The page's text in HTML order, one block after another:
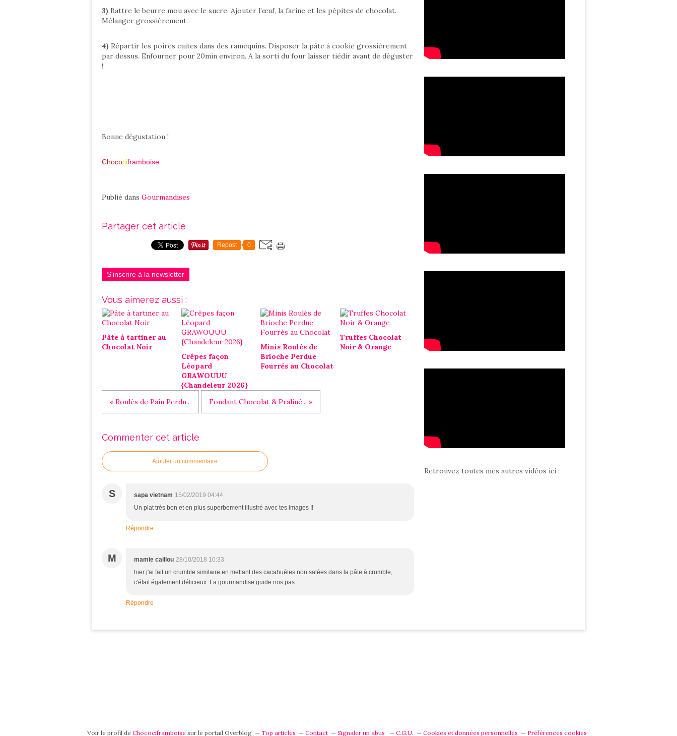
3) Battre le beurre mou avec le sucre. Ajouter l’œuf, la farine et les pépites de chocolat.
Mélanger grossièrement.
4) Répartir les poires cuites dans des ramequins. Disposer la pâte à cookie grossièrement
par dessus. Enfourner pour 20min environ. A la sorti du four laisser tiédir avant de déguster
!
Bonne dégustation !
Chocociframboise
Publié dans Gourmandises
Partager cet article
Repost 0
S'inscrire à la newsletter
Vous aimerez aussi :
Pâte à tartiner au
Chocolat Noir
Crêpes façon
Léopard
GRAWOUUU
{Chandeleur 2026}
Minis Roulés de
Brioche Perdue
Fourrés au Chocolat
Truffes Chocolat
Noir & Orange
« Roulés de Pain Perdu... Fondant Chocolat & Praliné... »
Commenter cet article
Ajouter un commentaire
S sapa vietnam 15/02/2019 04:44
Un plat très bon et en plus superbement illustré avec tes images !!
Répondre
M mamie caillou 28/10/2018 10:33
hier j'ai fait un crumble similaire en mettant des cacahuètes non salées dans la pâte à crumble,
c'était également délicieux. La gourmandise guide nos pas.......
Répondre
Retrouvez toutes mes autres vidéos ici :
Voir le profil de Chocociframboise sur le portail Overblog Top articles Contact Signaler un abus C.G.U. Cookies et données personnelles Préférences cookies